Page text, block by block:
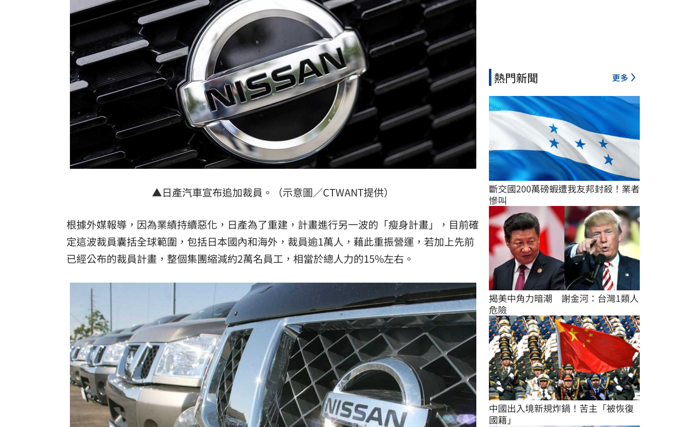
▲日產汽車宣布追加裁員。（示意圖／CTWANT提供）
根據外媒報導，因為業績持續惡化，日產為了重建，計畫進行另一波的「瘦身計畫」，目前確
定這波裁員囊括全球範圍，包括日本國內和海外，裁員逾1萬人，藉此重振營運，若加上先前
已經公布的裁員計畫，整個集團縮減約2萬名員工，相當於總人力的15%左右。
熱門新聞 更多
斷交國200萬磅蝦遭我友邦封殺！業者
慘叫
揭美中角力暗潮　謝金河：台灣1類人
危險
中國出入境新規炸鍋！苦主「被恢復
國籍」